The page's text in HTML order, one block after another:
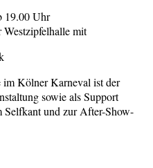
19.00 Uhr
Westzipfelhalle mit
im Kölner Karneval ist der
sowie als Support
Selfkant und zur After-Show-